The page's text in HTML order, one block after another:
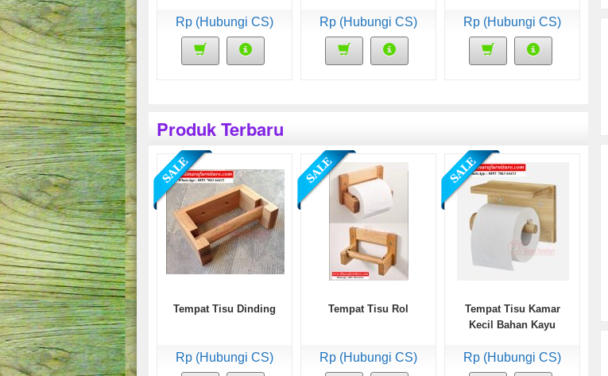
Rp (Hubungi CS) Rp (Hubungi CS) Rp (Hubungi CS)
Produk Terbaru
Tempat Tisu Dinding
Rp (Hubungi CS)
Tempat Tisu Rol
Rp (Hubungi CS)
Tempat Tisu Kamar
Kecil Bahan Kayu
Rp (Hubungi CS)